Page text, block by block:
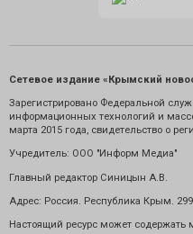
Сетевое издание «Крымский
Зарегистрировано Федеральной
информационных технологий и
марта 2015 года, свидетельство о
Учредитель: ООО "Информ Медиа"
Главный редактор Синицын А.В.
Адрес: Россия. Республика Крым.
Настоящий ресурс может содержать